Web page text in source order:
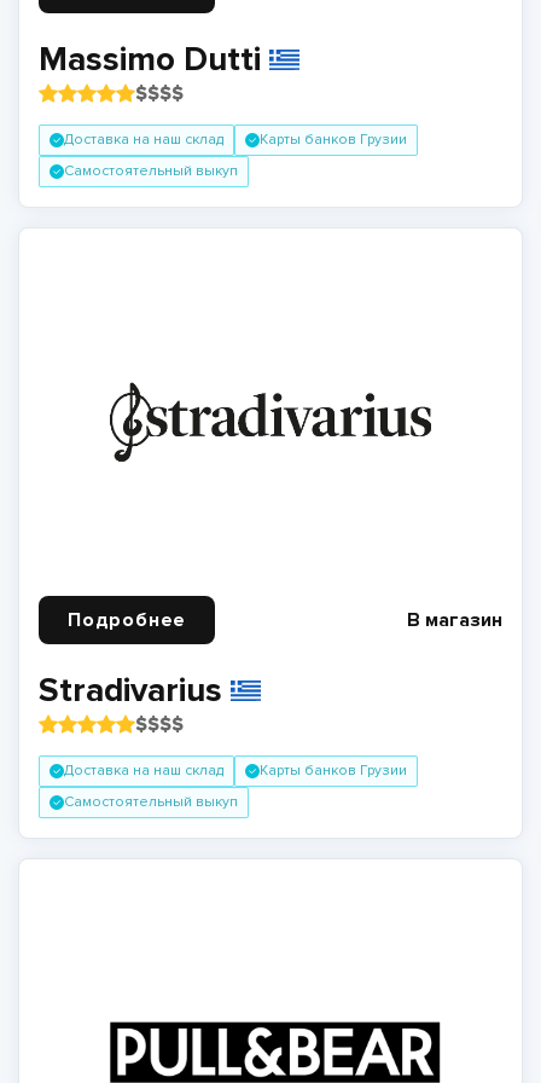
Massimo Dutti
$$$$
Доставка на наш склад
Карты банков Грузии
Самостоятельный выкуп
Подробнее В магазин
Stradivarius
$$$$
Доставка на наш склад
Карты банков Грузии
Самостоятельный выкуп